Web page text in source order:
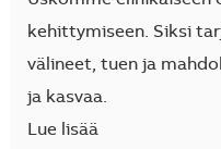
kehittymiseen. Siksi
välineet, tuen ja
ja kasvaa.
Lue lisää